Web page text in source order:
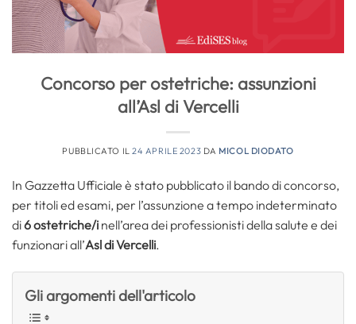
Concorso per ostetriche: assunzioni
all’Asl di Vercelli
PUBBLICATO IL24 APRILE 2023 DA MICOL DIODATO
In Gazzetta Ufficiale è stato pubblicato il bando di concorso,
per titoli ed esami, per l’assunzione a tempo indeterminato
di6 ostetriche/i nell’area dei professionisti della salute e dei
funzionari all’Asl di Vercelli.
Gli argomenti dell'articolo